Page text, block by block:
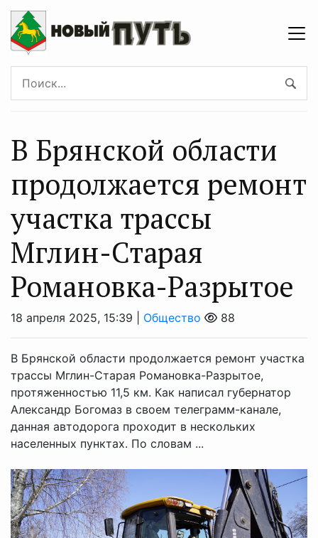
В Брянской области
продолжается ремонт
участка трассы
Мглин-Старая
Романовка-Разрытое
18 апреля 2025, 15:39 | Общество 88
В Брянской области продолжается ремонт участка
трассы Мглин-Старая Романовка-Разрытое,
протяженностью 11,5 км. Как написал губернатор
Александр Богомаз в своем телеграмм-канале,
данная автодорога проходит в нескольких
населенных пунктах. По словам ...